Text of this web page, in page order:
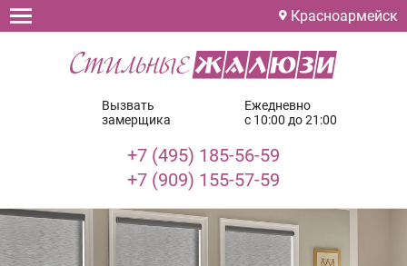
Красноармейск
Вызвать
замерщика
Ежедневно
с 10:00 до 21:00
+7 (495) 185-56-59
+7 (909) 155-57-59